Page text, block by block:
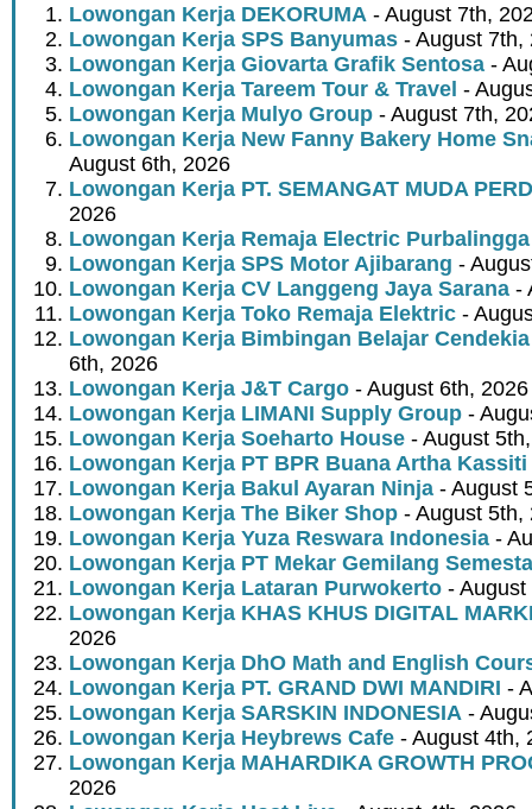
Lowongan Kerja DEKORUMA - August 7th,
Lowongan Kerja SPS Banyumas - August 7th,
Lowongan Kerja Giovarta Grafik Sentosa -
Lowongan Kerja Tareem Tour & Travel -
Lowongan Kerja Mulyo Group - August 7th,
Lowongan Kerja New Fanny Bakery Home
August 6th, 2026
Lowongan Kerja PT. SEMANGAT MUDA
2026
Lowongan Kerja Remaja Electric Purbalingga
Lowongan Kerja SPS Motor Ajibarang -
Lowongan Kerja CV Langgeng Jaya Sarana -
Lowongan Kerja Toko Remaja Elektric -
Lowongan Kerja Bimbingan Belajar
6th, 2026
Lowongan Kerja J&T Cargo - August 6th, 2026
Lowongan Kerja LIMANI Supply Group -
Lowongan Kerja Soeharto House - August
Lowongan Kerja PT BPR Buana Artha Kassiti
Lowongan Kerja Bakul Ayaran Ninja - August
Lowongan Kerja The Biker Shop - August 5th,
Lowongan Kerja Yuza Reswara Indonesia -
Lowongan Kerja PT Mekar Gemilang Semesta
Lowongan Kerja Lataran Purwokerto -
Lowongan Kerja KHAS KHUS DIGITAL
2026
Lowongan Kerja DhO Math and English
Lowongan Kerja PT. GRAND DWI MANDIRI -
Lowongan Kerja SARSKIN INDONESIA -
Lowongan Kerja Heybrews Cafe - August 4th,
Lowongan Kerja MAHARDIKA GROWTH
2026